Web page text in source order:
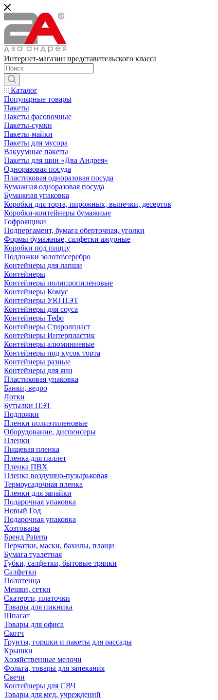
Интернет-магазин представительского класса
Каталог
Популярные товары
Пакеты
Пакеты фасовочные
Пакеты-сумки
Пакеты-майки
Пакеты для мусора
Вакуумные пакеты
Пакеты для шин «Два Андрея»
Одноразовая посуда
Пластиковая одноразовая посуда
Бумажная одноразовая посуда
Бумажная упаковка
Коробки для торта, пирожных, выпечки, десертов
Коробки-контейнеры бумажные
Гофроящики
Подпергамент, бумага оберточная, уголки
Формы бумажные, салфетки ажурные
Коробки под пиццу
Подложки золото\серебро
Контейнеры для лапши
Контейнеры
Контейнеры полипропиленовые
Контейнеры Комус
Контейнеры УЮ ПЭТ
Контейнеры для соуса
Контейнеры Тефо
Контейнеры Стиролпласт
Контейнеры Интерпластик
Контейнеры алюминиевые
Контейнеры под кусок торта
Контейнеры разные
Контейнеры для яиц
Пластиковая упаковка
Банки, ведро
Лотки
Бутылки ПЭТ
Подложки
Пленки полиэтиленовые
Оборудование, диспенсеры
Пленки
Пищевая пленка
Пленка для паллет
Пленка ПВХ
Пленка воздушно-пузырьковая
Термоусадочная пленка
Пленки для запайки
Подарочная упаковка
Новый Год
Подарочная упаковка
Хозтовары
Бренд Paterra
Перчатки, маски, бахилы, плащи
Бумага туалетная
Губки, салфетки, бытовые тряпки
Салфетки
Полотенца
Мешки, сетки
Скатерти, платочки
Товары для пикника
Шпагат
Товары для офиса
Скотч
Грунты, горшки и пакеты для рассады
Крышки
Хозяйственные мелочи
Фольга, товары для запекания
Свечи
Контейнеры для СВЧ
Товары для мед. учреждений